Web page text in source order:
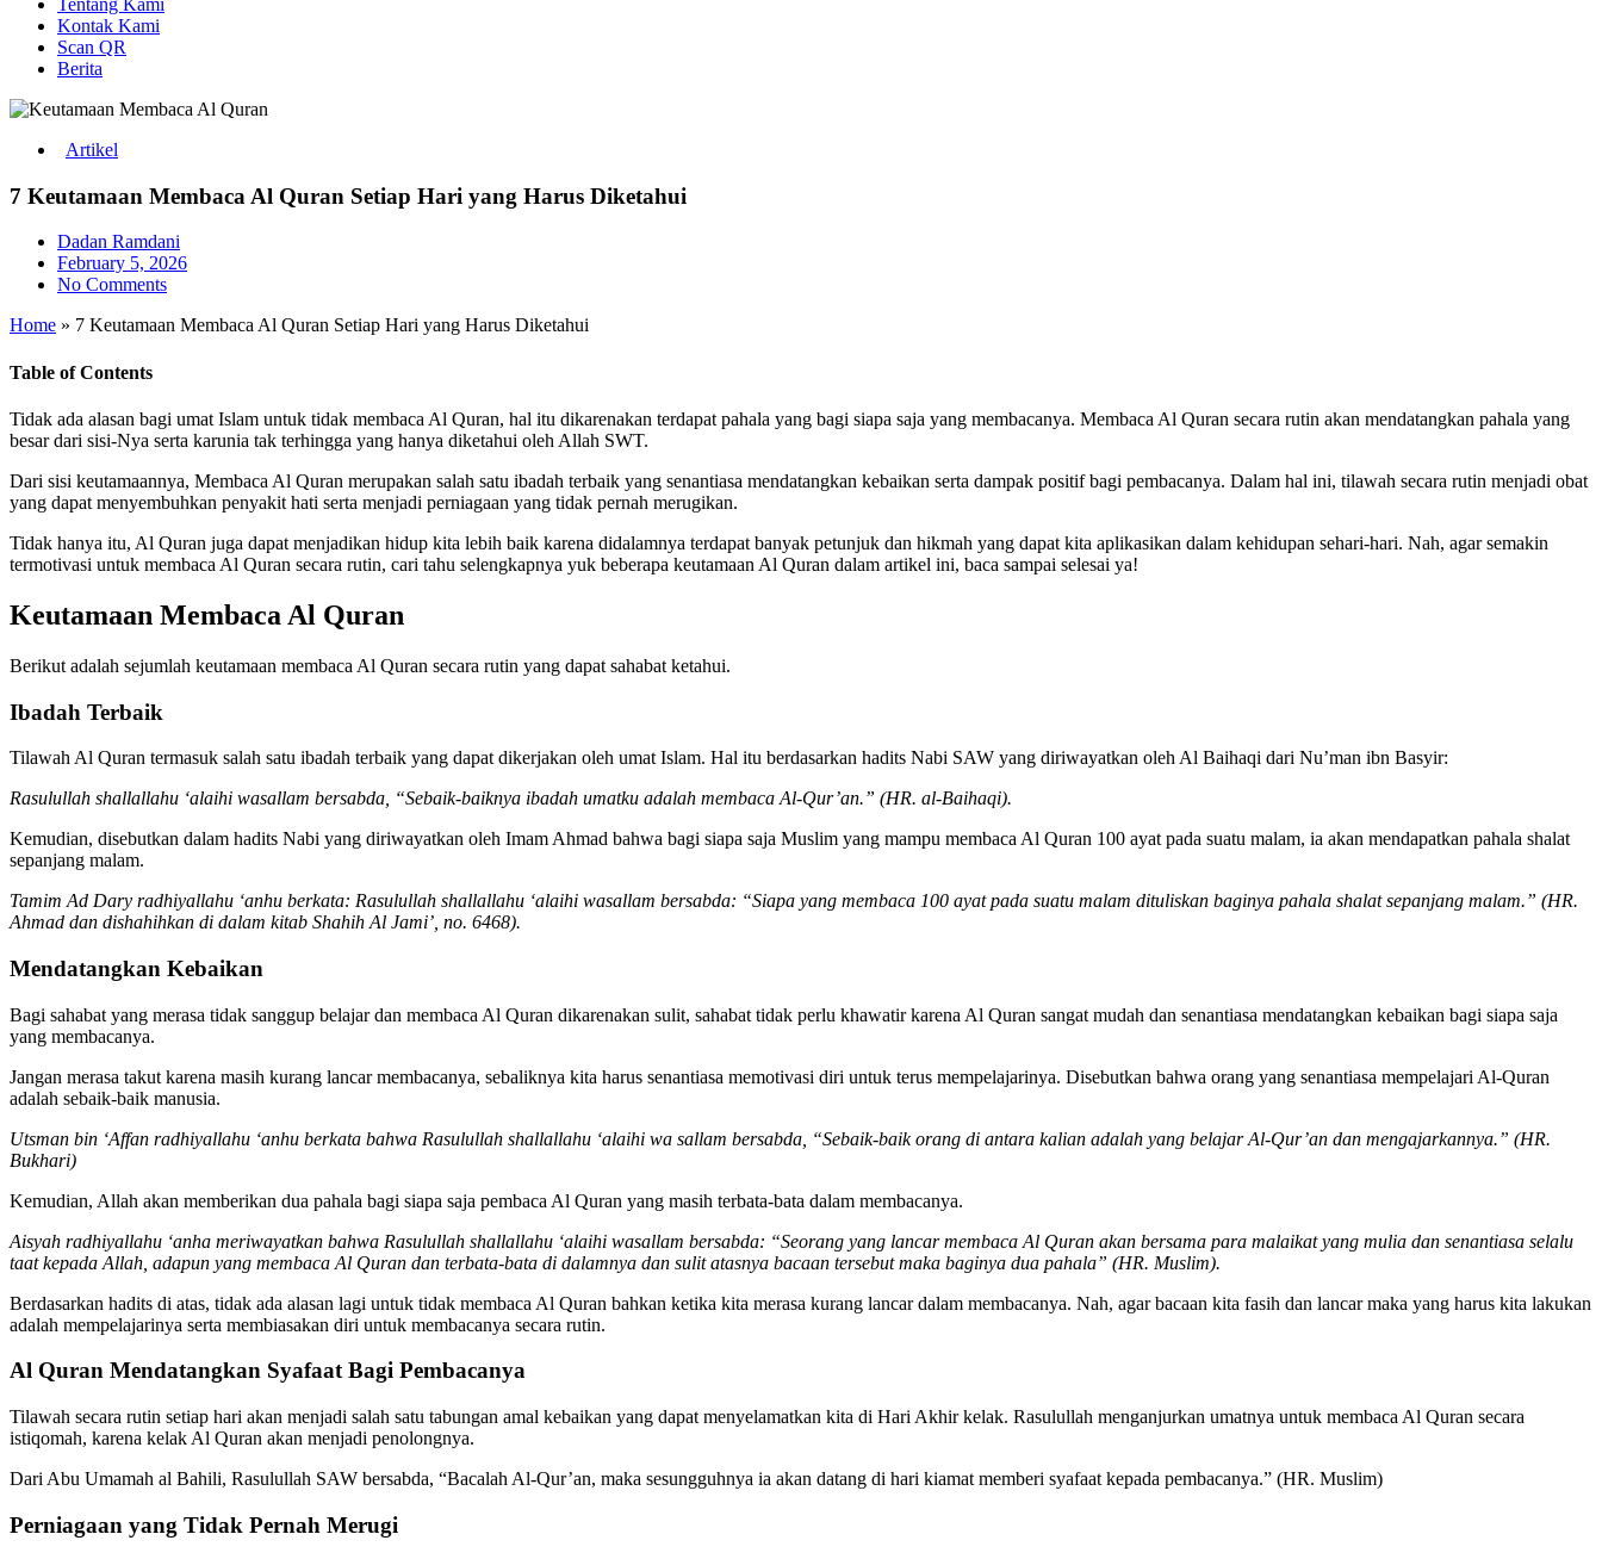
Tentang Kami
Kontak Kami
Scan QR
Berita
Artikel
7 Keutamaan Membaca Al Quran Setiap Hari yang Harus Diketahui
Dadan Ramdani
February 5, 2026
No Comments
Home » 7 Keutamaan Membaca Al Quran Setiap Hari yang Harus Diketahui
Table of Contents
Tidak ada alasan bagi umat Islam untuk tidak membaca Al Quran, hal itu dikarenakan terdapat pahala yang bagi siapa saja yang membacanya. Membaca Al Quran secara rutin akan mendatangkan pahala yang
besar dari sisi-Nya serta karunia tak terhingga yang hanya diketahui oleh Allah SWT.
Dari sisi keutamaannya, Membaca Al Quran merupakan salah satu ibadah terbaik yang senantiasa mendatangkan kebaikan serta dampak positif bagi pembacanya. Dalam hal ini, tilawah secara rutin menjadi obat
yang dapat menyembuhkan penyakit hati serta menjadi perniagaan yang tidak pernah merugikan.
Tidak hanya itu, Al Quran juga dapat menjadikan hidup kita lebih baik karena didalamnya terdapat banyak petunjuk dan hikmah yang dapat kita aplikasikan dalam kehidupan sehari-hari. Nah, agar semakin
termotivasi untuk membaca Al Quran secara rutin, cari tahu selengkapnya yuk beberapa keutamaan Al Quran dalam artikel ini, baca sampai selesai ya!
Keutamaan Membaca Al Quran
Berikut adalah sejumlah keutamaan membaca Al Quran secara rutin yang dapat sahabat ketahui.
Ibadah Terbaik
Tilawah Al Quran termasuk salah satu ibadah terbaik yang dapat dikerjakan oleh umat Islam. Hal itu berdasarkan hadits Nabi SAW yang diriwayatkan oleh Al Baihaqi dari Nu’man ibn Basyir:
Rasulullah shallallahu ‘alaihi wasallam bersabda, “Sebaik-baiknya ibadah umatku adalah membaca Al-Qur’an.” (HR. al-Baihaqi).
Kemudian, disebutkan dalam hadits Nabi yang diriwayatkan oleh Imam Ahmad bahwa bagi siapa saja Muslim yang mampu membaca Al Quran 100 ayat pada suatu malam, ia akan mendapatkan pahala shalat
sepanjang malam.
Tamim Ad Dary radhiyallahu ‘anhu berkata: Rasulullah shallallahu ‘alaihi wasallam bersabda: “Siapa yang membaca 100 ayat pada suatu malam dituliskan baginya pahala shalat sepanjang malam.” (HR.
Ahmad dan dishahihkan di dalam kitab Shahih Al Jami’, no. 6468).
Mendatangkan Kebaikan
Bagi sahabat yang merasa tidak sanggup belajar dan membaca Al Quran dikarenakan sulit, sahabat tidak perlu khawatir karena Al Quran sangat mudah dan senantiasa mendatangkan kebaikan bagi siapa saja
yang membacanya.
Jangan merasa takut karena masih kurang lancar membacanya, sebaliknya kita harus senantiasa memotivasi diri untuk terus mempelajarinya. Disebutkan bahwa orang yang senantiasa mempelajari Al-Quran
adalah sebaik-baik manusia.
Utsman bin ‘Affan radhiyallahu ‘anhu berkata bahwa Rasulullah shallallahu ‘alaihi wa sallam bersabda, “Sebaik-baik orang di antara kalian adalah yang belajar Al-Qur’an dan mengajarkannya.” (HR.
Bukhari)
Kemudian, Allah akan memberikan dua pahala bagi siapa saja pembaca Al Quran yang masih terbata-bata dalam membacanya.
Aisyah radhiyallahu ‘anha meriwayatkan bahwa Rasulullah shallallahu ‘alaihi wasallam bersabda: “Seorang yang lancar membaca Al Quran akan bersama para malaikat yang mulia dan senantiasa selalu
taat kepada Allah, adapun yang membaca Al Quran dan terbata-bata di dalamnya dan sulit atasnya bacaan tersebut maka baginya dua pahala” (HR. Muslim).
Berdasarkan hadits di atas, tidak ada alasan lagi untuk tidak membaca Al Quran bahkan ketika kita merasa kurang lancar dalam membacanya. Nah, agar bacaan kita fasih dan lancar maka yang harus kita lakukan
adalah mempelajarinya serta membiasakan diri untuk membacanya secara rutin.
Al Quran Mendatangkan Syafaat Bagi Pembacanya
Tilawah secara rutin setiap hari akan menjadi salah satu tabungan amal kebaikan yang dapat menyelamatkan kita di Hari Akhir kelak. Rasulullah menganjurkan umatnya untuk membaca Al Quran secara
istiqomah, karena kelak Al Quran akan menjadi penolongnya.
Dari Abu Umamah al Bahili, Rasulullah SAW bersabda, “Bacalah Al-Qur’an, maka sesungguhnya ia akan datang di hari kiamat memberi syafaat kepada pembacanya.” (HR. Muslim)
Perniagaan yang Tidak Pernah Merugi